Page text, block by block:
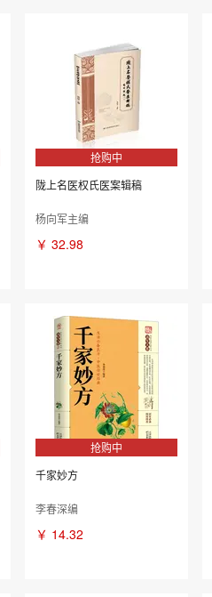
抢购中
陇上名医权氏医案辑稿
杨向军主编
￥ 32.98
抢购中
千家妙方
李春深编
￥ 14.32